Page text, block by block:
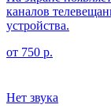
каналов
устройства.
от 750 р.
Нет звука